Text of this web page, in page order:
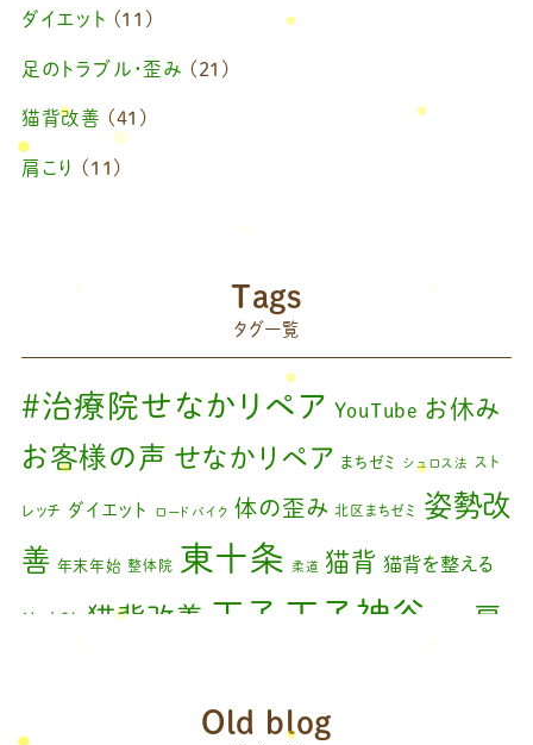
ダイエット (11)
足のトラブル・歪み (21)
猫背改善 (41)
肩こり (11)
Tags
タグ一覧
#治療院せなかリペア YouTube お休み
お客様の声 せなかリペア まちゼミ シュロス法 スト
レッチ ダイエット ロードバイク 体の歪み 北区まちゼミ
姿勢改
善 年末年始 整体院 東十条 柔道 猫背 猫背を整える
猫背改善 王子 王子神谷
肩
足の歪み改善 関節痛 頭痛
Old blog